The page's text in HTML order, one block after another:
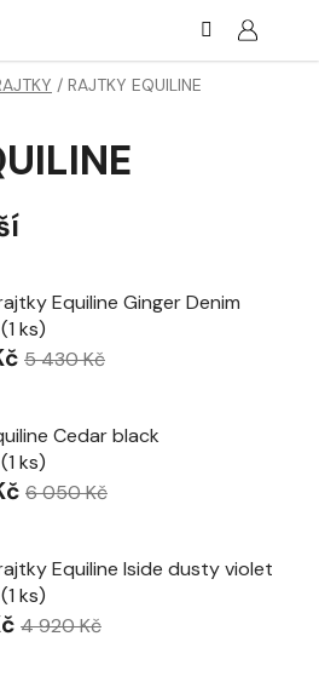
/ RAJTKY EQUILINE
Equiline Ginger Denim
(1 ks)
5 430 Kč
Cedar black
(1 ks)
6 050 Kč
Equiline Iside dusty violet
(1 ks)
4 920 Kč